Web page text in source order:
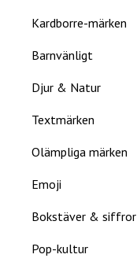
Kardborre-märken
Barnvänligt
Djur & Natur
Textmärken
Olämpliga märken
Emoji
Bokstäver & siffror
Pop-kultur